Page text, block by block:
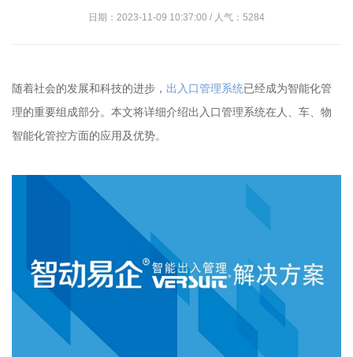
日期：2023-11-09 10:37:00 / 人气：5284
随着社会的发展和科技的进步， 出入口管理系统已经成为智能化管
理的重要组成部分。本文将详细介绍出入口管理系统在人、车、物
智能化管控方面的应用及优势。